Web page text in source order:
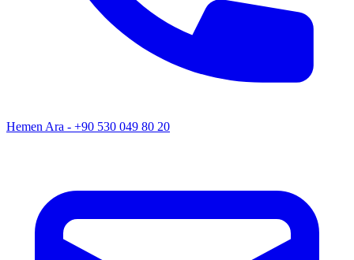
Hemen Ara - +90 530 049 80 20